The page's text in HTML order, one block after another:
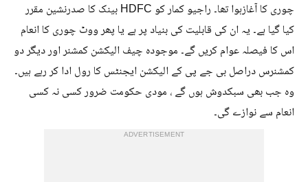
چوری کا آغازہوا تھا۔ راجیو کمار کو HDFC بینک کا صدرنشین مقرر
کیا گیا ہے۔ یہ ان کی قابلیت کی بنیاد پر ہے یا پھر ووٹ چوری کا انعام
اس کا فیصلہ عوام کریں گے۔ موجودہ چیف الیکشن کمشنر اور دیگر دو
کمشنرس دراصل بی جے پی کے الیکشن ایجنٹس کا رول ادا کر رہے ہیں۔
وہ جب بھی سبکدوش ہوں گے ، مودی حکومت ضرور کسی نہ کسی
انعام سے نوازے گی۔
ADVERTISEMENT